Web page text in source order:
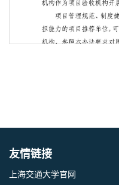
友情链接
上海交通大学官网